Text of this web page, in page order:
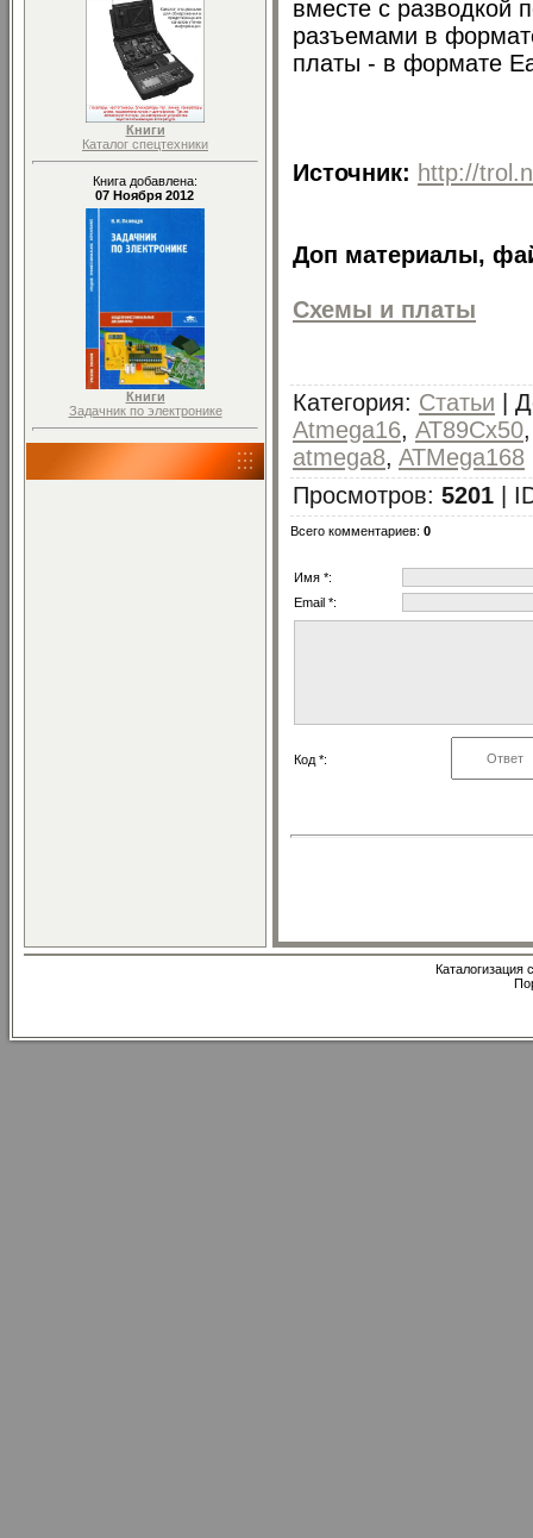
Книги
Каталог спецтехники
Книга добавлена:
07 Ноября 2012
Книги
Задачник по электронике
вместе с разводкой
разъемами в
платы - в формате
Источник: http://
Доп материалы,
Схемы и платы
Категория: Статьи |
Atmega16, АТ89Сх50
atmega8, ATMega168
Просмотров: 5201 |
Всего комментариев: 0
Имя *:
Email *:
Код *:
Каталогизация